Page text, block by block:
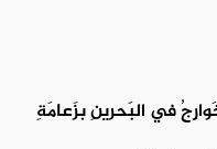
في البَحرينِ بزَعامَةِ